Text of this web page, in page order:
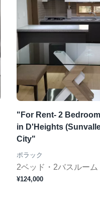
"For Rent- 2
in D'Heights
City"
ポラック
2ベッド・2バスルーム
¥124,000